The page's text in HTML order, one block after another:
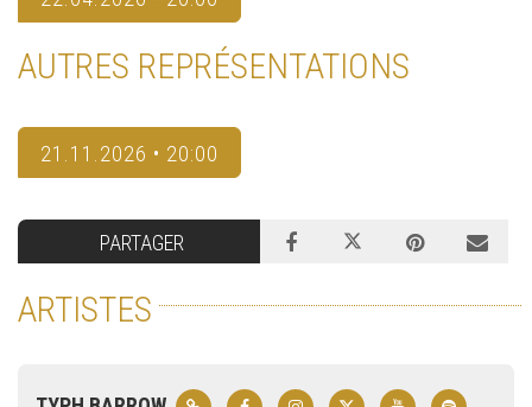
AUTRES REPRÉSENTATIONS
21.11.2026 • 20:00
PARTAGER
ARTISTES